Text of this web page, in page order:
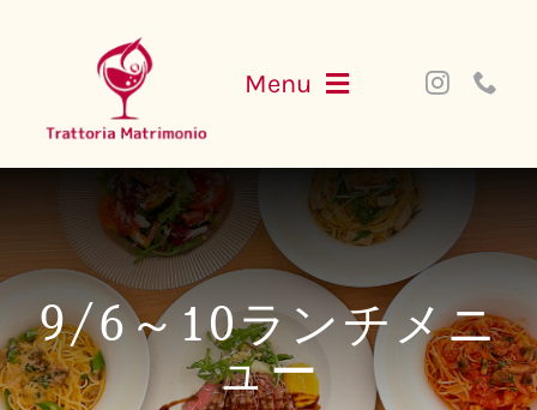
content
Menu
MENU
PARTY
9/6～10ランチメニ
ュー